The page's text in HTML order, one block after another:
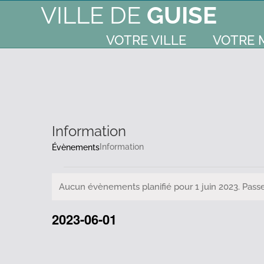
VILLE DE GUISE
VOTRE VILLE VOTRE
Information
Évènements Information
Évènements
for
Notice
Aucun évènements planifié pour 1 juin 2023.
2023-06-01